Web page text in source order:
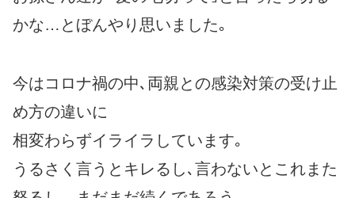
かな…とぼんやり思いました｡
今はコロナ禍の中､両親との感染対策の受け止
め方の違いに
相変わらずイライラしています｡
うるさく言うとキレるし､言わないとこれまた